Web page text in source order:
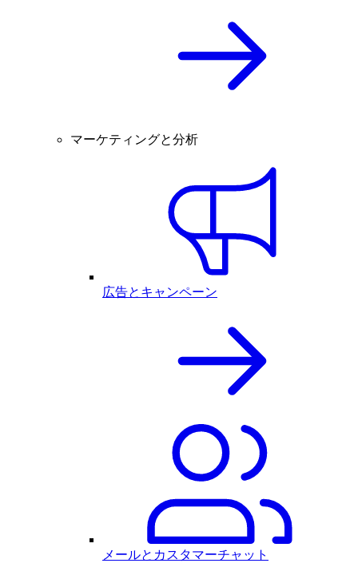
マーケティングと分析
広告とキャンペーン
メールとカスタマーチャット